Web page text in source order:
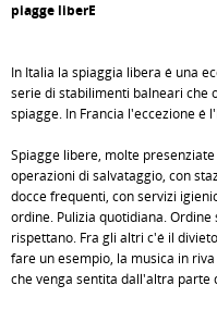
piagge liberE
In Italia la spiaggia libera é una
serie di stabilimenti balneari che
spiagge. In Francia l'eccezione é
Spiagge libere, molte
operazioni di salvataggio, con
docce frequenti, con servizi
ordine. Pulizia quotidiana.
rispettano. Fra gli altri c'é il
fare un esempio, la musica in
che venga sentita dall'altra parte